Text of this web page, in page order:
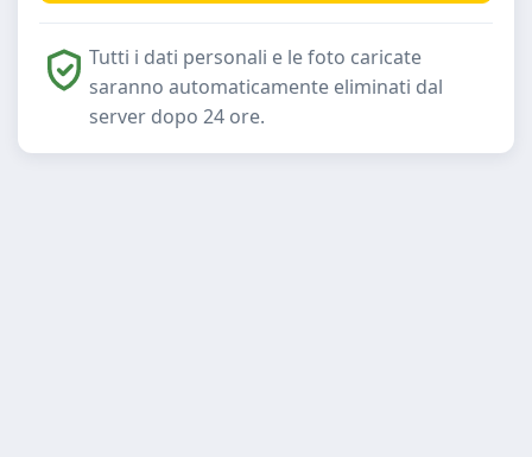
Tutti i dati personali e le foto caricate
saranno automaticamente eliminati dal
server dopo 24 ore.